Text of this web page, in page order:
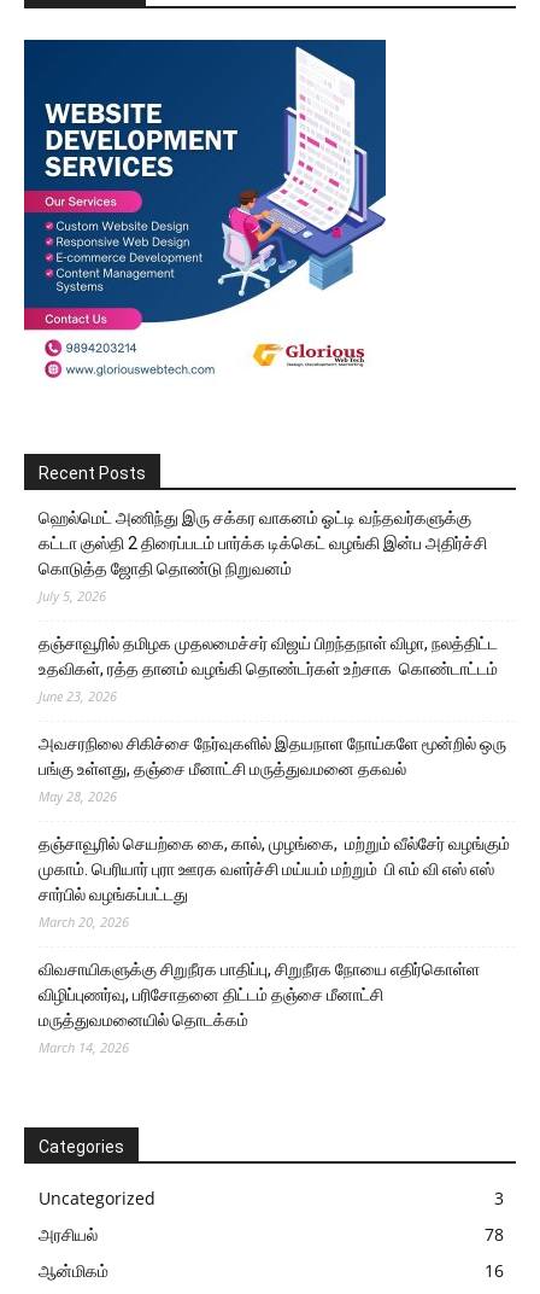
Recent Posts
ஹெல்மெட் அணிந்து இரு சக்கர வாகனம் ஓட்டி வந்தவர்களுக்கு
கட்டா குஸ்தி 2 திரைப்படம் பார்க்க டிக்கெட் வழங்கி இன்ப அதிர்ச்சி
கொடுத்த ஜோதி தொண்டு நிறுவனம்
July 5, 2026
தஞ்சாவூரில் தமிழக முதலமைச்சர் விஜய் பிறந்தநாள் விழா, நலத்திட்ட
உதவிகள், ரத்த தானம் வழங்கி தொண்டர்கள் உற்சாக கொண்டாட்டம்
June 23, 2026
அவசரநிலை சிகிச்சை நேர்வுகளில் இதயநாள நோய்களே மூன்றில் ஒரு
பங்கு உள்ளது, தஞ்சை மீனாட்சி மருத்துவமனை தகவல்
May 28, 2026
தஞ்சாவூரில் செயற்கை கை, கால், முழங்கை, மற்றும் வீல்சேர் வழங்கும்
முகாம். பெரியார் புரா ஊரக வளர்ச்சி மய்யம் மற்றும் பி எம் வி எஸ் எஸ்
சார்பில் வழங்கப்பட்டது
March 20, 2026
விவசாயிகளுக்கு சிறுநீரக பாதிப்பு, சிறுநீரக நோயை எதிர்கொள்ள
விழிப்புணர்வு, பரிசோதனை திட்டம் தஞ்சை மீனாட்சி
மருத்துவமனையில் தொடக்கம்
March 14, 2026
Categories
Uncategorized
3
அரசியல்
78
ஆன்மிகம்
16